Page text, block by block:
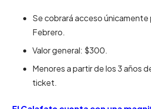
Se cobrará acceso únicamente
Febrero.
Valor general: $300.
Menores a partir de los 3 años
ticket.